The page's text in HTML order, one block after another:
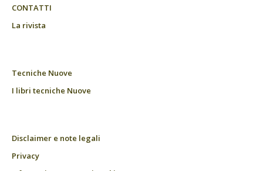
CONTATTI
La rivista
Tecniche Nuove
I libri tecniche Nuove
Disclaimer e note legali
Privacy